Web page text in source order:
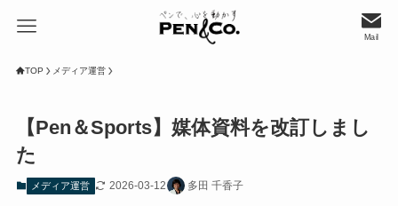
Mail
TOP メディア運営
【Pen＆Sports】媒体資料を改訂しまし
た
メディア運営 2026-03-12 多田 千香子